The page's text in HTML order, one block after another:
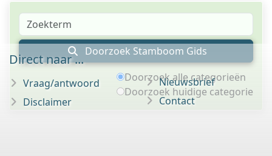
Doorzoek Stamboom Gids
Doorzoek alle categorieën
Doorzoek huidige categorie
Direct naar ...
Vraag/antwoord
Disclaimer
Nieuwsbrief
Contact